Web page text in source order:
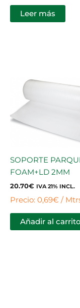
Leer más
SOPORTE
FOAM+LD 2MM
20.70€ IVA 21% INCL.
Precio: 0,69€ /
Añadir al carrito